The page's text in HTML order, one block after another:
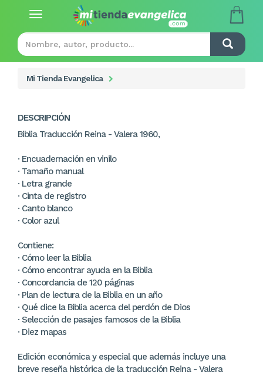
Toggle
Mi Tienda Evangelica
DESCRIPCIÓN
Biblia Traducción Reina - Valera 1960,
· Encuadernación en vinilo
· Tamaño manual
· Letra grande
· Cinta de registro
· Canto blanco
· Color azul
Contiene:
· Cómo leer la Biblia
· Cómo encontrar ayuda en la Biblia
· Concordancia de 120 páginas
· Plan de lectura de la Biblia en un año
· Qué dice la Biblia acerca del perdón de Dios
· Selección de pasajes famosos de la Biblia
· Diez mapas
Edición económica y especial que además incluye una
breve reseña histórica de la traducción Reina - Valera